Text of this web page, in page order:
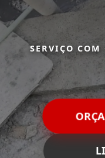
SERVIÇO